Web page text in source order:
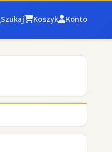
Szukaj Koszyk Konto